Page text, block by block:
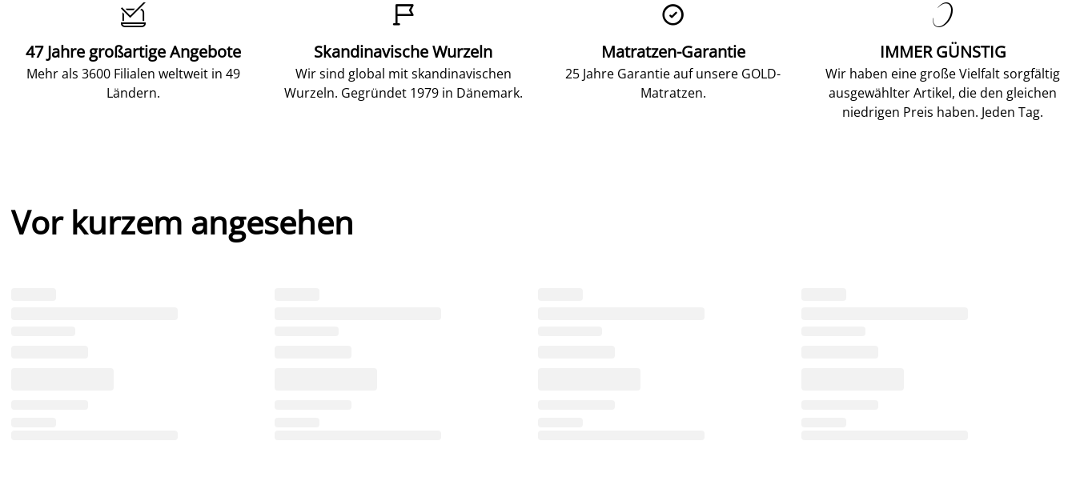

47 Jahre großartige Angebote
Mehr als 3600 Filialen weltweit in 49
Ländern.

Skandinavische Wurzeln
Wir sind global mit skandinavischen
Wurzeln. Gegründet 1979 in Dänemark.

Matratzen-Garantie
25 Jahre Garantie auf unsere GOLD-
Matratzen.

IMMER GÜNSTIG
Wir haben eine große Vielfalt sorgfältig
ausgewählter Artikel, die den gleichen
niedrigen Preis haben. Jeden Tag.
Vor kurzem angesehen